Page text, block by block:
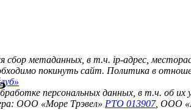
сбор метаданных, в т.ч. ip-адрес,
покинуть сайт. Политика в
персональных данных, в т.ч. об их
ООО «Море Трэвел» РТО 013907, ООО